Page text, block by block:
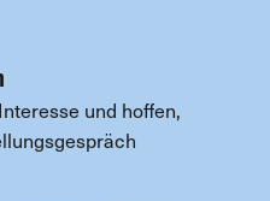
und hoffen,